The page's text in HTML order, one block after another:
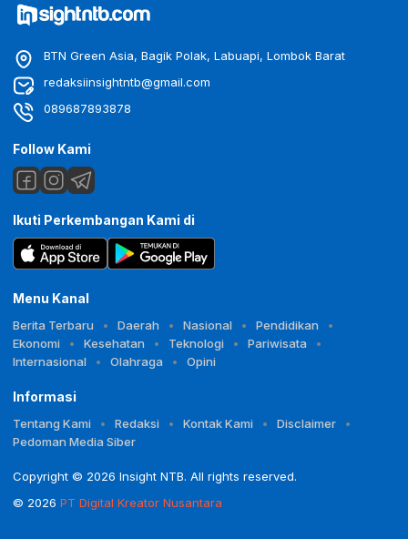
BTN Green Asia, Bagik Polak, Labuapi, Lombok Barat
redaksiinsightntb@gmail.com
089687893878
Follow Kami
Ikuti Perkembangan Kami di
Menu Kanal
Berita Terbaru Daerah Nasional
Pendidikan
Ekonomi
Kesehatan Teknologi
Pariwisata
Internasional
Olahraga Opini
Informasi
Tentang Kami Redaksi Kontak Kami
Disclaimer
Pedoman Media Siber
Copyright © 2026 Insight NTB. All rights reserved.
© 2026 PT Digital Kreator Nusantara